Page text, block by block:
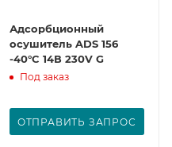
Адсорбционный
осушитель ADS 156
-40°C 14В 230V G
Под заказ
ОТПРАВИТЬ ЗАПРОС